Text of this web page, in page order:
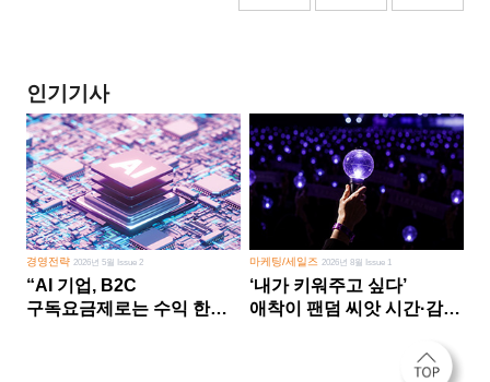
인기기사
경영전략 2026년 5월 Issue 2
“AI 기업, B2C
구독요금제로는 수익 한계
마케팅/세일즈 2026년 8월 Issue 1
‘내가 키워주고 싶다’
애착이 팬덤 씨앗 시간·감정